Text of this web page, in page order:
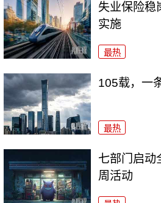
失业保险稳
实施
最热
105载，一
最热
七部门启动
周活动